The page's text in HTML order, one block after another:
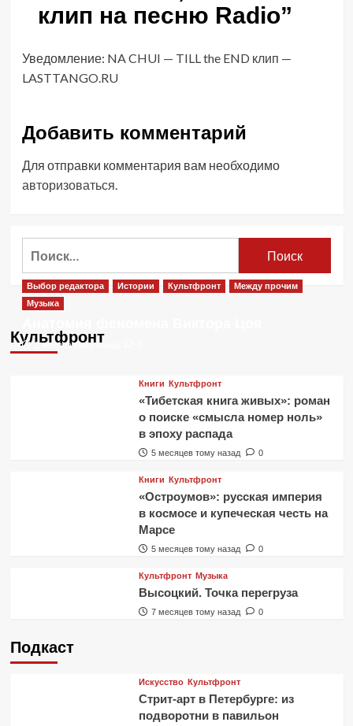
клип на песню Radio”
Уведомление: NA CHUI — TILL the END клип —
LASTTANGO.RU
Добавить комментарий
Для отправки комментария вам необходимо
авторизоваться.
Культфронт
Выбор редактора Истории Культфронт
Между прочим
Музыка
2 месяца тому назад
Книги Культфронт
«Тибетская книга живых»: роман
о поиске «смысла номер ноль»
в эпоху распада
5 месяцев тому назад 0
Книги Культфронт
«Остроумов»: русская империя
в космосе и купеческая честь на
Марсе
5 месяцев тому назад 0
Культфронт Музыка
Высоцкий. Точка перегруза
7 месяцев тому назад 0
Подкаст
Искусство Культфронт
Стрит-арт в Петербурге: из
подворотни в павильон